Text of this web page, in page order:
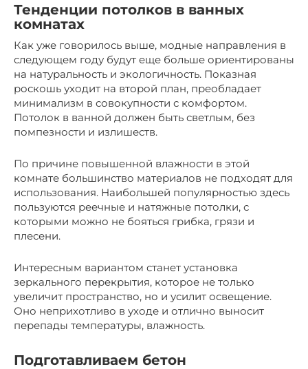
Тенденции потолков в ванных
комнатах
Как уже говорилось выше, модные направления в
следующем году будут еще больше ориентированы
на натуральность и экологичность. Показная
роскошь уходит на второй план, преобладает
минимализм в совокупности с комфортом.
Потолок в ванной должен быть светлым, без
помпезности и излишеств.
По причине повышенной влажности в этой
комнате большинство материалов не подходят для
использования. Наибольшей популярностью здесь
пользуются реечные и натяжные потолки, с
которыми можно не бояться грибка, грязи и
плесени.
Интересным вариантом станет установка
зеркального перекрытия, которое не только
увеличит пространство, но и усилит освещение.
Оно неприхотливо в уходе и отлично выносит
перепады температуры, влажность.
Подготавливаем бетон